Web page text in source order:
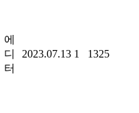
에
디
터
2023.07.13 1 1325